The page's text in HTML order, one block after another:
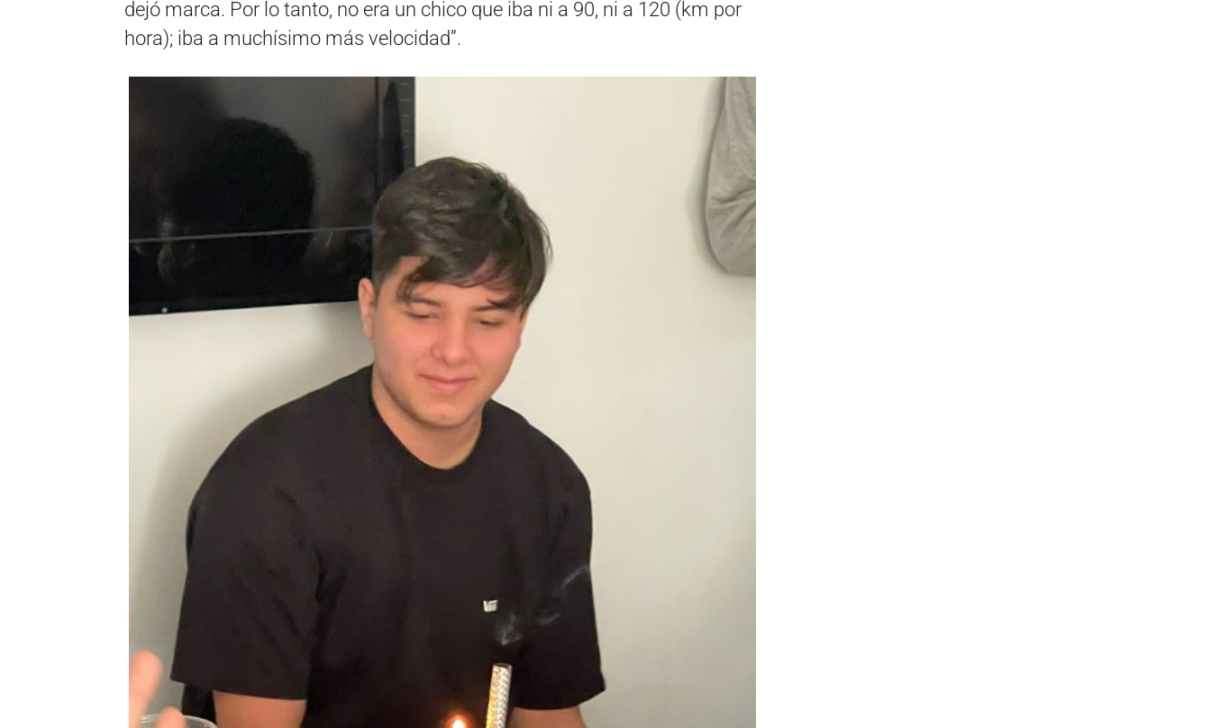
dejó marca. Por lo tanto, no era un chico que iba ni a 90, ni a 120 (km por
hora); iba a muchísimo más velocidad”.